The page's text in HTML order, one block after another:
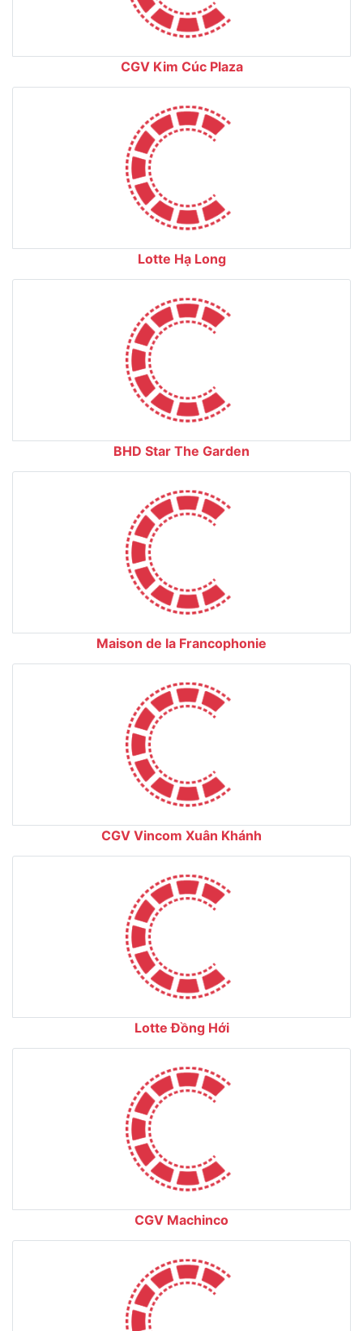
CGV Kim Cúc Plaza
Lotte Hạ Long
BHD Star The Garden
Maison de la Francophonie
CGV Vincom Xuân Khánh
Lotte Đồng Hới
CGV Machinco